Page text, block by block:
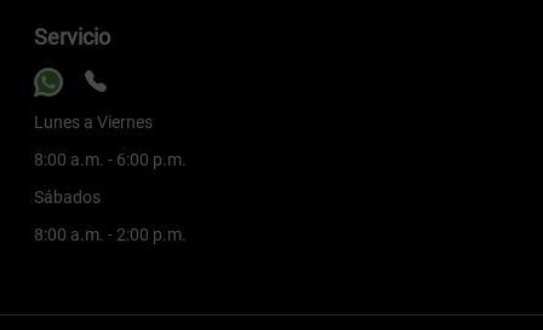
Servicio
Lunes a Viernes
8:00 a.m. - 6:00 p.m.
Sábados
8:00 a.m. - 2:00 p.m.